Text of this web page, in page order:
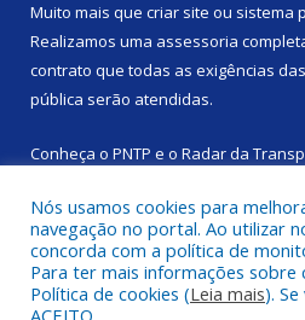
Muito mais que criar site ou sistema
Realizamos uma assessoria
contrato que todas as exigências das
pública serão atendidas.
Conheça o PNTP e o Radar da
Todos os direitos reservados a
Pará.
Nós usamos cookies para
navegação no portal. Ao utilizar
concorda com a política de
Para ter mais informações sobre
Política de cookies (Leia mais).
ACEITO.